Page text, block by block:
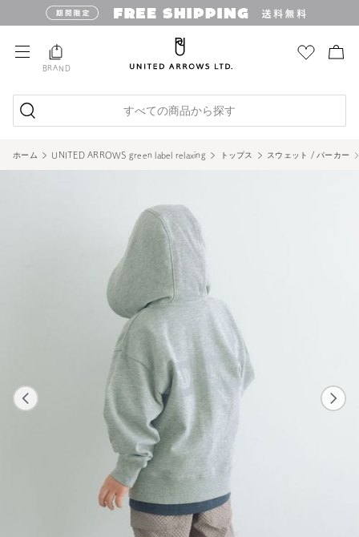
BRAND
すべての商品から探す
ホーム UNITED ARROWS green label relaxing トップス スウェット / パーカー
17